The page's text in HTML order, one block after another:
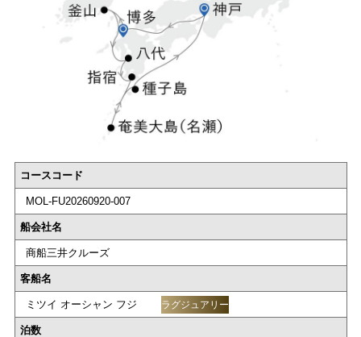
コースコード
MOL-FU20260920-007
船会社名
商船三井クルーズ
客船名
ミツイ オーシャン フジ ラグジュアリー
泊数